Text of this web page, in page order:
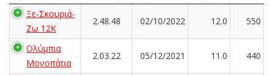
Ξε-Σκουριά-
Ζω 12Κ
2.48.48 02/10/2022 12.0 550
Ολύμπια
Μονοπάτια
2.03.22 05/12/2021 11.0 440